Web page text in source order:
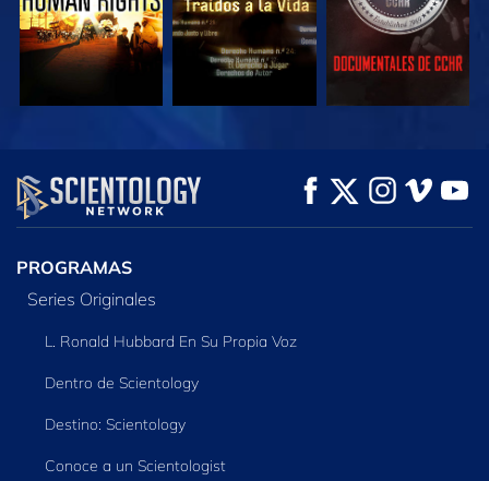
VE
EXPLORA LAS
SERIES
PROGRAMAS
Series Originales
L. Ronald Hubbard En Su Propia Voz
Dentro de Scientology
Destino: Scientology
Conoce a un Scientologist